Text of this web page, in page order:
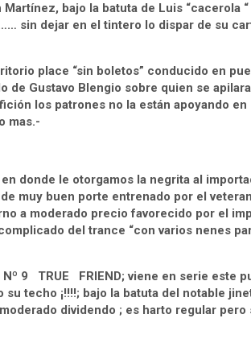
bajo la batuta de Luis “cacerola
sin dejar en el tintero lo dispar de su
place “sin boletos” conducido en
de Gustavo Blengio sobre quien se
los patrones no la están apoyando en
mas.-
donde le otorgamos la negrita al
muy buen porte entrenado por el
a moderado precio favorecido por el
del trance “con varios nenes
9 TRUE FRIEND; viene en serie este
su techo ¡!!!!; bajo la batuta del notable
dividendo ; es harto regular pero